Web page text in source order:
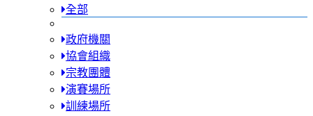
全部
政府機關
協會組織
宗教團體
演賽場所
訓練場所